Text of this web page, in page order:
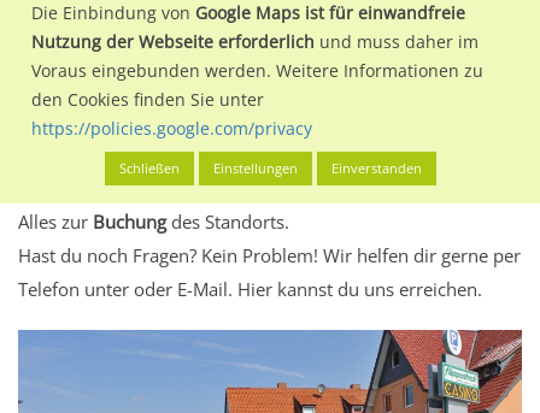
aktuelleStandortinformationenundLeistungswerte. Damit
kannst du dich schon vor der Buchung im Detail über den
Standort, seine Reichweite und Werbewirkung sowie
eventuelle Beschränkungen in den zugelassenen
Werbeinhalten informieren.
Alles klar? Dann findest du direkt im unteren Teil dieser Seite
Alles zur Buchungdes Standorts.
Hast du noch Fragen? Kein Problem! Wir helfen dir gerne per
Telefon unter oder E-Mail. Hier kannst du uns erreichen.
Die Einbindung von Google Maps ist für einwandfreie
Nutzung der Webseite erforderlich und muss daher im
Voraus eingebunden werden. Weitere Informationen zu
den Cookies finden Sie unter
https://policies.google.com/privacy
Schließen Einstellungen Einverstanden